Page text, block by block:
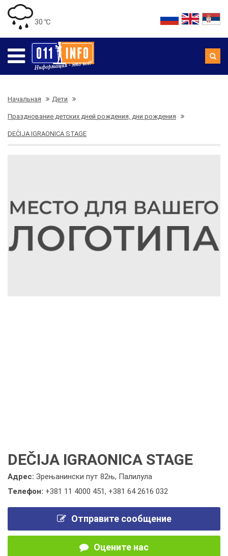
30 ℃
Начальная Дети
Празднование детских дней рождения, дни рождения
DEČIJA IGRAONICA STAGE
DEČIJA IGRAONICA STAGE
Адрес: Зрењанински пут 82њ, Палилула
Телефон: +381 11 4000 451, +381 64 2616 032
Отправите сообщение
Оцените нас